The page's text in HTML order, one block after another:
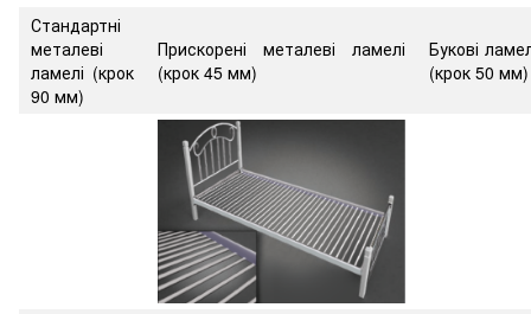
Стандартні
металеві
ламелі (крок
90 мм)
Прискорені металеві ламелі
(крок 45 мм)
Букові
(крок 50 мм)